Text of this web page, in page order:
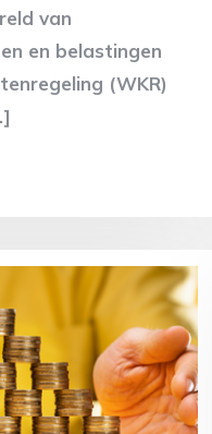
van
en belastingen
(WKR)